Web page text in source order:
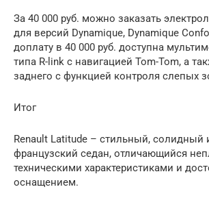
За 40 000 руб. можно заказать
для версий Dynamique, Dynamique
доплату в 40 000 руб. доступна
типа R-link с навигацией Tom-Tom, а
заднего с функцией контроля слепых
Итог
Renault Latitude – стильный,
французский седан, отличающийся
техническими характеристиками и
оснащением.